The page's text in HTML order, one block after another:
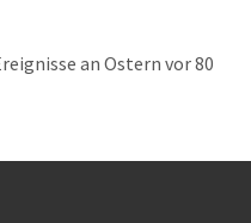
an Ostern vor 80